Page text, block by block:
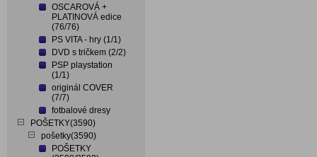
OSCAROVÁ +
PLATINOVÁ edice
(76/76)
PS VITA - hry (1/1)
DVD s tričkem (2/2)
PSP playstation
(1/1)
originál COVER
(7/7)
fotbalové dresy
POŠETKY(3590)
pošetky(3590)
POŠETKY